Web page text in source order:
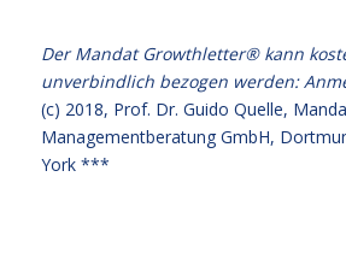
Der Mandat Growthletter® kann
unverbindlich bezogen werden:
(c) 2018, Prof. Dr. Guido Quelle,
Managementberatung GmbH,
York ***